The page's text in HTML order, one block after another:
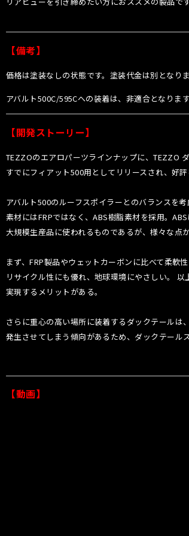
【備考】
価格は塗装なしの状態です。塗装代金は別となりま
アバルト500C/595Cへの装着は、非適合となります
【開発ストーリー】
TEZZOのエアロパーツラインナップに、TEZZO
すでにフィアット500用としてリリースされ、好
アバルト500のルーフスポイラーとのバランスを考
素材にはFRPではなく、ABS樹脂素材を採用。
大規模生産品に使われるものであるが、様々な点
まず、FRP製品やウェットカーボンに比べて柔軟
リサイクル性にも優れ、地球環境にやさしい。
実現するメリットがある。
さらに重心の高い場所に装着するダックテールは
発生させてしまう傾向があるため、ダックテール
【動画】